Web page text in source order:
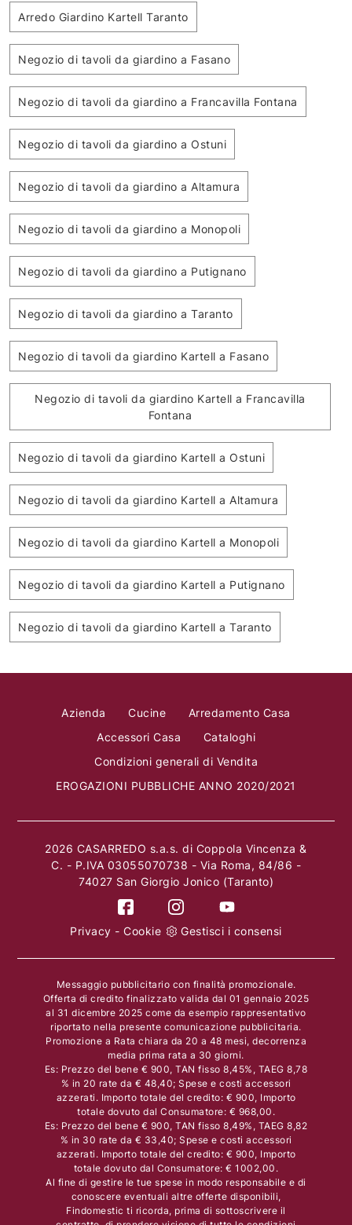
Arredo Giardino Kartell Taranto
Negozio di tavoli da giardino a Fasano
Negozio di tavoli da giardino a Francavilla Fontana
Negozio di tavoli da giardino a Ostuni
Negozio di tavoli da giardino a Altamura
Negozio di tavoli da giardino a Monopoli
Negozio di tavoli da giardino a Putignano
Negozio di tavoli da giardino a Taranto
Negozio di tavoli da giardino Kartell a Fasano
Negozio di tavoli da giardino Kartell a Francavilla
Fontana
Negozio di tavoli da giardino Kartell a Ostuni
Negozio di tavoli da giardino Kartell a Altamura
Negozio di tavoli da giardino Kartell a Monopoli
Negozio di tavoli da giardino Kartell a Putignano
Negozio di tavoli da giardino Kartell a Taranto
Azienda Cucine
Arredamento Casa
Accessori Casa
Cataloghi
Condizioni generali di Vendita
EROGAZIONI PUBBLICHE ANNO 2020/2021
2026 CASARREDO s.a.s. di Coppola Vincenza &
C. - P.IVA 03055070738 - Via Roma, 84/86 -
74027 San Giorgio Jonico (Taranto)
Privacy -Cookie Gestisci i consensi
Messaggio pubblicitario con finalità promozionale.
Offerta di credito finalizzato valida dal 01 gennaio 2025
al 31 dicembre 2025 come da esempio rappresentativo
riportato nella presente comunicazione pubblicitaria.
Promozione a Rata chiara da 20 a 48 mesi, decorrenza
media prima rata a 30 giorni.
Es: Prezzo del bene € 900, TAN fisso 8,45%, TAEG 8,78
% in 20 rate da € 48,40; Spese e costi accessori
azzerati. Importo totale del credito: € 900, Importo
totale dovuto dal Consumatore: € 968,00.
Es: Prezzo del bene € 900, TAN fisso 8,49%, TAEG 8,82
% in 30 rate da € 33,40; Spese e costi accessori
azzerati. Importo totale del credito: € 900, Importo
totale dovuto dal Consumatore: € 1002,00.
Al fine di gestire le tue spese in modo responsabile e di
conoscere eventuali altre offerte disponibili,
Findomestic ti ricorda, prima di sottoscrivere il